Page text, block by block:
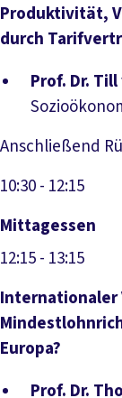
Produktivität,
durch
Prof. Dr.
Anschließend
10:30- 12:15
Mittagessen
12:15- 13:15
Internationaler
Europa?
Prof. Dr.